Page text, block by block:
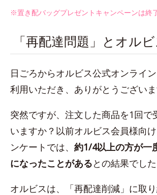
※置き配バッグプレゼントキャンペーンは終
「再配達問題」とオル
日ごろからオルビス公式オンライ
利用いただき、ありがとうございま
突然ですが、注文した商品を1回で
いますか？以前オルビス会員様向
ンケートでは、 約1/4以上の方が一
になったことがあるとの結果でした
オルビスは、「再配達削減」に取り